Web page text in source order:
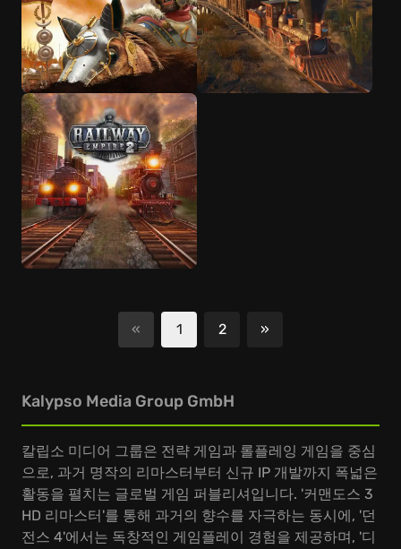
« 1 2 »
Kalypso Media Group GmbH
칼립소 미디어 그룹은 전략 게임과 롤플레잉 게임을 중심
으로, 과거 명작의 리마스터부터 신규 IP 개발까지 폭넓은
활동을 펼치는 글로벌 게임 퍼블리셔입니다. '커맨도스 3
HD 리마스터'를 통해 과거의 향수를 자극하는 동시에, '던
전스 4'에서는 독창적인 게임플레이 경험을 제공하며, '디